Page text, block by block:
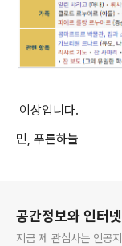
이상입니다.
민, 푸른하늘
공간정보와 인터
지금 제 관심사는 인공